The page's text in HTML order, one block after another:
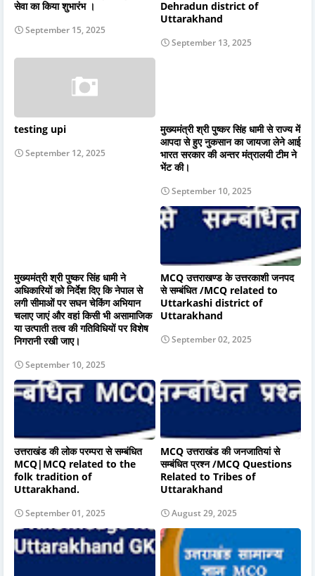
सेवा का किया शुभारंभ ।
September 15, 2025
Dehradun district of
Uttarakhand
September 13, 2025
testing upi
September 12, 2025
मुख्यमंत्री श्री पुष्कर सिंह धामी से राज्य में
आपदा से हुए नुकसान का जायजा लेने आई
भारत सरकार की अन्तर मंत्रालयी टीम ने
भेंट की।
September 10, 2025
मुख्यमंत्री श्री पुष्कर सिंह धामी ने
अधिकारियों को निर्देश दिए कि नेपाल से
लगी सीमाओं पर सघन चेकिंग अभियान
चलाए जाएं और वहां किसी भी असामाजिक
या उत्पाती तत्व की गतिविधियों पर विशेष
निगरानी रखी जाए।
September 10, 2025
MCQ उत्तराखण्ड के उत्तरकाशी जनपद
से सम्बंधित /MCQ related to
Uttarkashi district of
Uttarakhand
September 02, 2025
उत्तराखंड की लोक परम्परा से सम्बंधित
MCQ|MCQ related to the
folk tradition of
Uttarakhand.
September 01, 2025
MCQ उत्तराखंड की जनजातियां से
सम्बंधित प्रश्न /MCQ Questions
Related to Tribes of
Uttarakhand
August 29, 2025